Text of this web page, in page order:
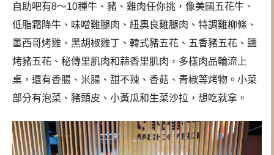
自助吧有8～10種牛、豬、雞肉任你挑，像美國五花牛、
低脂霜降牛、味噌雞腿肉、紐奧良雞腿肉、特調雞柳條、
墨西哥烤雞、黑胡椒雞丁、韓式豬五花、五香豬五花、鹽
烤豬五花、秘傳里肌肉和蒜香里肌肉，多樣肉品輪流上
桌，還有香腸、米腸、甜不辣、香菇、青椒等烤物。小菜
部分有泡菜、豬頭皮、小黃瓜和生菜沙拉，想吃就拿。